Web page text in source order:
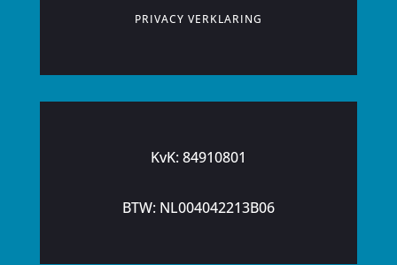
PRIVACY VERKLARING
KvK: 84910801
BTW: NL004042213B06